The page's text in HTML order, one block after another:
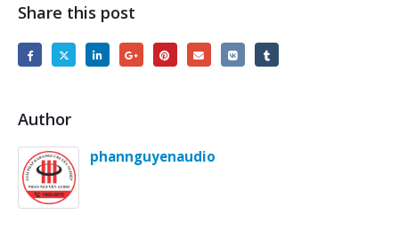
Share this post
Author
phannguyenaudio